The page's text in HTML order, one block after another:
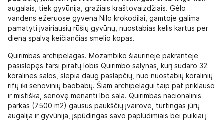
augalais, tiek gyvūnija, gražiais kraštovaizdžiais. Gėlo
vandens ežeruose gyvena Nilo krokodilai, gamtoje galima
pamatyti įvairiausių rūšių gyvūnų, nuostabias kelis kartus per
dieną spalvą keičiančias smėlio kopas.
Quirimbas archipelagas. Mozambiko šiaurinėje pakrantėje
pasislėpęs tarsi piratų lobis Quirimbo salynas, kurį sudaro 32
koralinės salos, slepia daug paslapčių, nuo nuostabių koralinių
rifų iki senovinių baobabų. Šiam archipelagui taip pat priklauso
ir mistiška, senovę menanti Ibo sala. Quirimbas nacionalinis
parkas (7500 m2) gausus paukščių įvairove, turtingas jūrų
augalija ir gyvūnija, įspūdingas savo paplūdimiais bei puikiai į